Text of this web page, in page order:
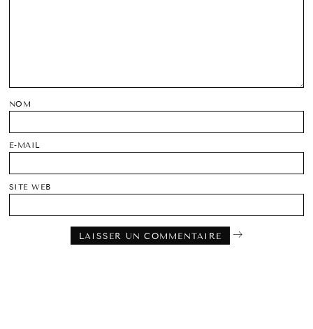
NOM
E-MAIL
SITE WEB